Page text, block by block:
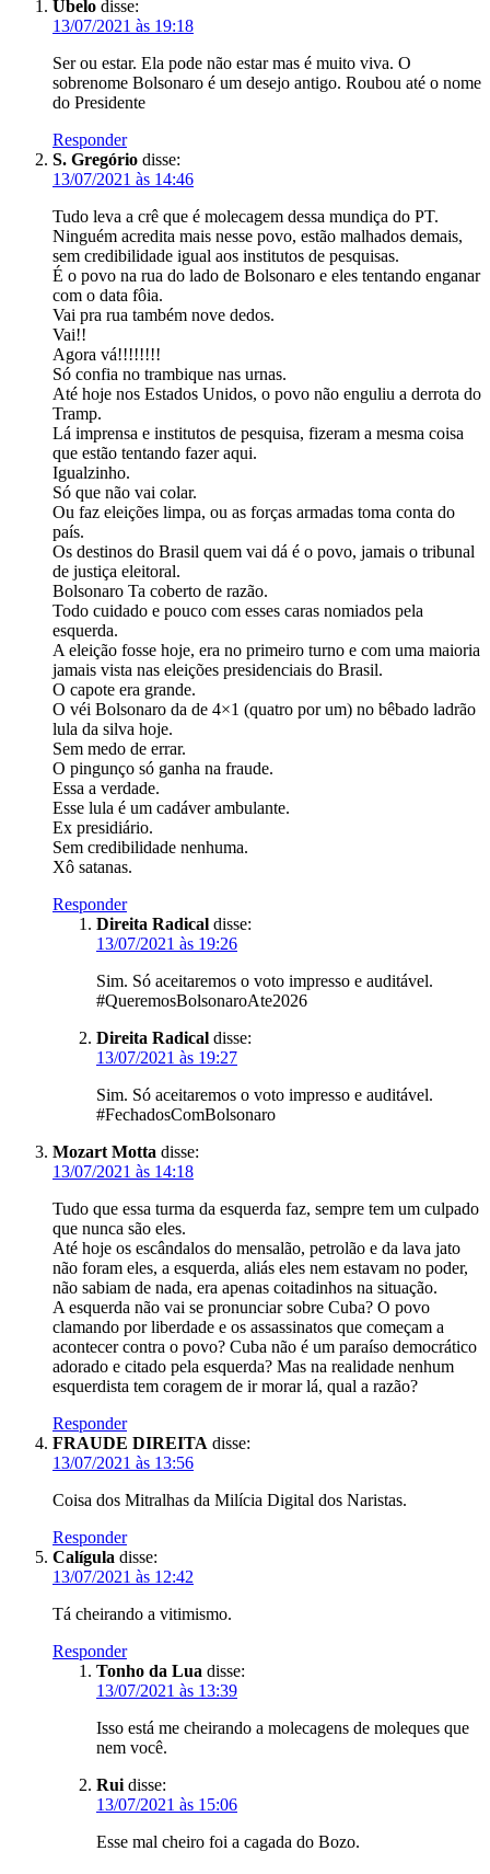
Ubelo disse:
13/07/2021 às 19:18
Ser ou estar. Ela pode não estar mas é muito viva. O
sobrenome Bolsonaro é um desejo antigo. Roubou até o nome
do Presidente
Responder
S. Gregório disse:
13/07/2021 às 14:46
Tudo leva a crê que é molecagem dessa mundiça do PT.
Ninguém acredita mais nesse povo, estão malhados demais,
sem credibilidade igual aos institutos de pesquisas.
É o povo na rua do lado de Bolsonaro e eles tentando enganar
com o data fôia.
Vai pra rua também nove dedos.
Vai!!
Agora vá!!!!!!!!
Só confia no trambique nas urnas.
Até hoje nos Estados Unidos, o povo não enguliu a derrota do
Tramp.
Lá imprensa e institutos de pesquisa, fizeram a mesma coisa
que estão tentando fazer aqui.
Igualzinho.
Só que não vai colar.
Ou faz eleições limpa, ou as forças armadas toma conta do
país.
Os destinos do Brasil quem vai dá é o povo, jamais o tribunal
de justiça eleitoral.
Bolsonaro Ta coberto de razão.
Todo cuidado e pouco com esses caras nomiados pela
esquerda.
A eleição fosse hoje, era no primeiro turno e com uma maioria
jamais vista nas eleições presidenciais do Brasil.
O capote era grande.
O véi Bolsonaro da de 4×1 (quatro por um) no bêbado ladrão
lula da silva hoje.
Sem medo de errar.
O pingunço só ganha na fraude.
Essa a verdade.
Esse lula é um cadáver ambulante.
Ex presidiário.
Sem credibilidade nenhuma.
Xô satanas.
Responder
Direita Radical disse:
13/07/2021 às 19:26
Sim. Só aceitaremos o voto impresso e auditável.
#QueremosBolsonaroAte2026
Direita Radical disse:
13/07/2021 às 19:27
Sim. Só aceitaremos o voto impresso e auditável.
#FechadosComBolsonaro
Mozart Motta disse:
13/07/2021 às 14:18
Tudo que essa turma da esquerda faz, sempre tem um culpado
que nunca são eles.
Até hoje os escândalos do mensalão, petrolão e da lava jato
não foram eles, a esquerda, aliás eles nem estavam no poder,
não sabiam de nada, era apenas coitadinhos na situação.
A esquerda não vai se pronunciar sobre Cuba? O povo
clamando por liberdade e os assassinatos que começam a
acontecer contra o povo? Cuba não é um paraíso democrático
adorado e citado pela esquerda? Mas na realidade nenhum
esquerdista tem coragem de ir morar lá, qual a razão?
Responder
FRAUDE DIREITA disse:
13/07/2021 às 13:56
Coisa dos Mitralhas da Milícia Digital dos Naristas.
Responder
Calígula disse:
13/07/2021 às 12:42
Tá cheirando a vitimismo.
Responder
Tonho da Lua disse:
13/07/2021 às 13:39
Isso está me cheirando a molecagens de moleques que
nem você.
Rui disse:
13/07/2021 às 15:06
Esse mal cheiro foi a cagada do Bozo.